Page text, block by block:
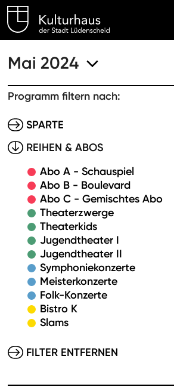
Mai 2024
Programm filtern nach:
SPARTE
REIHEN & ABOS
Abo A - Schauspiel
Abo B - Boulevard
Abo C - Gemischtes Abo
Theaterzwerge
Theaterkids
Jugendtheater I
Jugendtheater II
Symphoniekonzerte
Meisterkonzerte
Folk-Konzerte
Bistro K
Slams
FILTER ENTFERNEN